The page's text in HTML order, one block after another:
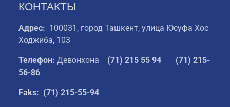
КОНТАКТЫ
Адрес: 100031, город Ташкент, улица Юсуфа Хос
Ходжиба, 103
Телефон: Девонхона (71) 215 55 94
(71) 215-
56-86
Faks: (71) 215-55-94